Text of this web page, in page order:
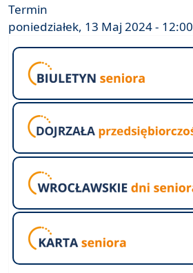
Termin
poniedziałek, 13 Maj 2024 - 12:00